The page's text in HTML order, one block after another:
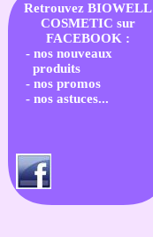
Retrouvez BIOWELL
COSMETIC sur
FACEBOOK :
- nos nouveaux
produits
- nos promos
- nos astuces...